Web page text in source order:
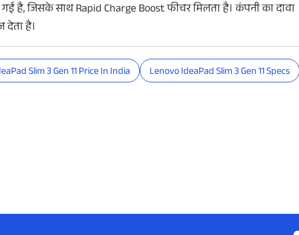
गई है, जिसके साथ Rapid Charge Boost फीचर मिलता है। कंपनी का दावा
देता है।
Slim 3 Gen 11 Price In India Lenovo IdeaPad Slim 3 Gen 11 Specs